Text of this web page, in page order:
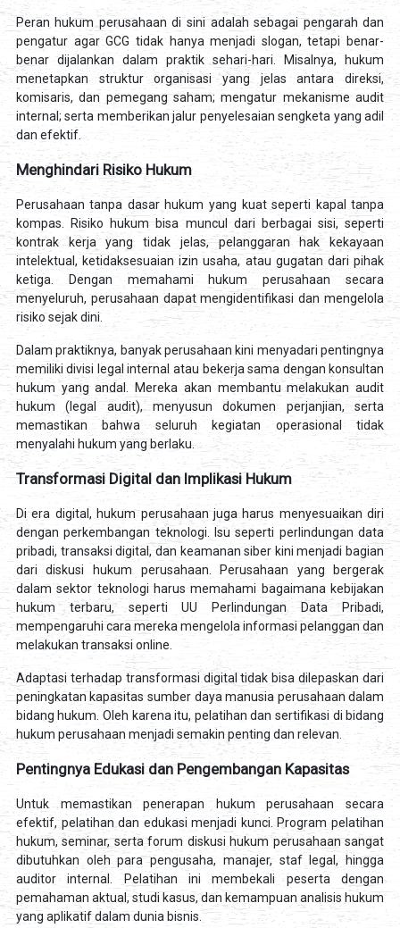
Peran hukum perusahaan di sini adalah sebagai pengarah dan
pengatur agar GCG tidak hanya menjadi slogan, tetapi benar-
benar dijalankan dalam praktik sehari-hari. Misalnya, hukum
menetapkan struktur organisasi yang jelas antara direksi,
komisaris, dan pemegang saham; mengatur mekanisme audit
internal; serta memberikan jalur penyelesaian sengketa yang adil
dan efektif.
Menghindari Risiko Hukum
Perusahaan tanpa dasar hukum yang kuat seperti kapal tanpa
kompas. Risiko hukum bisa muncul dari berbagai sisi, seperti
kontrak kerja yang tidak jelas, pelanggaran hak kekayaan
intelektual, ketidaksesuaian izin usaha, atau gugatan dari pihak
ketiga. Dengan memahami hukum perusahaan secara
menyeluruh, perusahaan dapat mengidentifikasi dan mengelola
risiko sejak dini.
Dalam praktiknya, banyak perusahaan kini menyadari pentingnya
memiliki divisi legal internal atau bekerja sama dengan konsultan
hukum yang andal. Mereka akan membantu melakukan audit
hukum (legal audit), menyusun dokumen perjanjian, serta
memastikan bahwa seluruh kegiatan operasional tidak
menyalahi hukum yang berlaku.
Transformasi Digital dan Implikasi Hukum
Di era digital, hukum perusahaan juga harus menyesuaikan diri
dengan perkembangan teknologi. Isu seperti perlindungan data
pribadi, transaksi digital, dan keamanan siber kini menjadi bagian
dari diskusi hukum perusahaan. Perusahaan yang bergerak
dalam sektor teknologi harus memahami bagaimana kebijakan
hukum terbaru, seperti UU Perlindungan Data Pribadi,
mempengaruhi cara mereka mengelola informasi pelanggan dan
melakukan transaksi online.
Adaptasi terhadap transformasi digital tidak bisa dilepaskan dari
peningkatan kapasitas sumber daya manusia perusahaan dalam
bidang hukum. Oleh karena itu, pelatihan dan sertifikasi di bidang
hukum perusahaan menjadi semakin penting dan relevan.
Pentingnya Edukasi dan Pengembangan Kapasitas
Untuk memastikan penerapan hukum perusahaan secara
efektif, pelatihan dan edukasi menjadi kunci. Program pelatihan
hukum, seminar, serta forum diskusi hukum perusahaan sangat
dibutuhkan oleh para pengusaha, manajer, staf legal, hingga
auditor internal. Pelatihan ini membekali peserta dengan
pemahaman aktual, studi kasus, dan kemampuan analisis hukum
yang aplikatif dalam dunia bisnis.